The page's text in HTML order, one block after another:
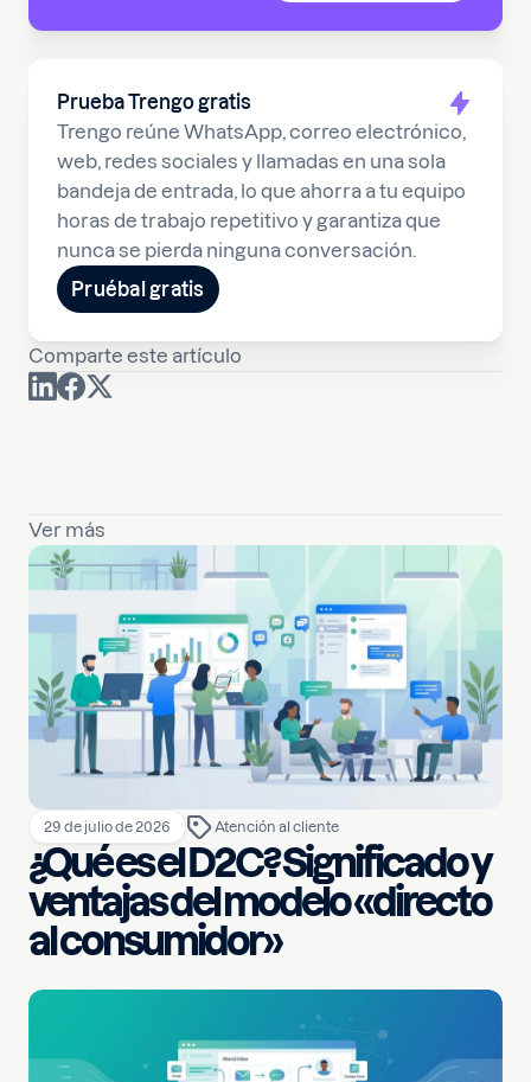
Prueba Trengo gratis
Trengo reúne WhatsApp, correo electrónico,
web, redes sociales y llamadas en una sola
bandeja de entrada, lo que ahorra a tu equipo
horas de trabajo repetitivo y garantiza que
nunca se pierda ninguna conversación.
Pruébal gratis
Comparte este artículo
Ver más
29 de julio de 2026 Atención al cliente
¿Qué es el D2C? Significado y
ventajas del modelo «directo
al consumidor»